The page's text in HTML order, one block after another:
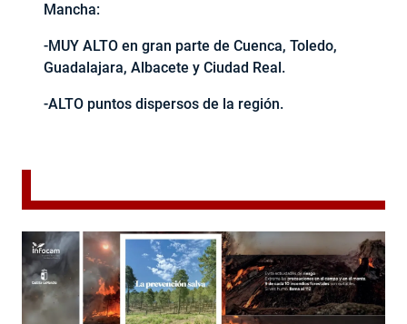
Mancha:
-MUY ALTO en gran parte de Cuenca, Toledo,
Guadalajara, Albacete y Ciudad Real.
-ALTO puntos dispersos de la región.